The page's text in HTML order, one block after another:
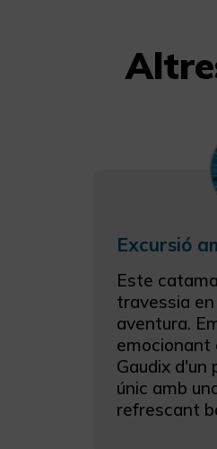
Este
travessia
aventura.
emocionant
Gaudix d'un
únic amb
refrescant